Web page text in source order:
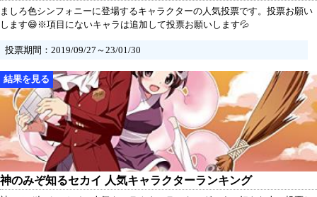
ましろ色シンフォニーに登場するキャラクターの人気投票です。投票お願い
します😄※項目にないキャラは追加して投票お願いします💦
投票期間：2019/09/27～23/01/30
神のみぞ知るセカイ 人気キャラクターランキング